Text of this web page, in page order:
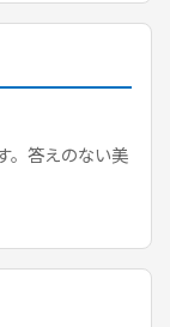
。答えのない美